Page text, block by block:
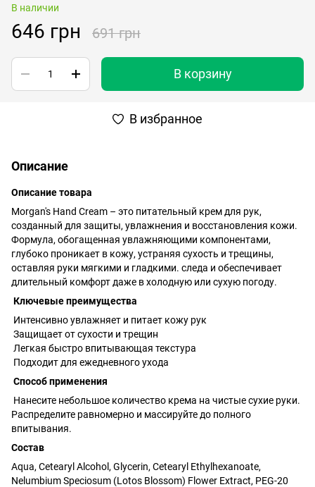
В наличии
646 грн 691 грн
В корзину
В избранное
Описание
Описание товара
Morgan's Hand Cream – это питательный крем для рук,
созданный для защиты, увлажнения и восстановления кожи.
Формула, обогащенная увлажняющими компонентами,
глубоко проникает в кожу, устраняя сухость и трещины,
оставляя руки мягкими и гладкими. следа и обеспечивает
длительный комфорт даже в холодную или сухую погоду.
Ключевые преимущества
Интенсивно увлажняет и питает кожу рук
Защищает от сухости и трещин
Легкая быстро впитывающая текстура
Подходит для ежедневного ухода
Способ применения
Нанесите небольшое количество крема на чистые сухие руки.
Распределите равномерно и массируйте до полного
впитывания.
Состав
Aqua, Cetearyl Alcohol, Glycerin, Cetearyl Ethylhexanoate,
Nelumbium Speciosum (Lotos Blossom) Flower Extract, PEG-20